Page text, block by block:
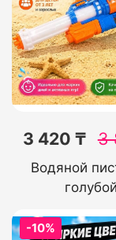
3 420 ₸ 3
Водяной
голубой
-10%